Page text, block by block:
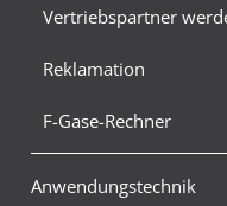
Vertriebspartner
Reklamation
F-Gase-Rechner
Anwendungstechnik